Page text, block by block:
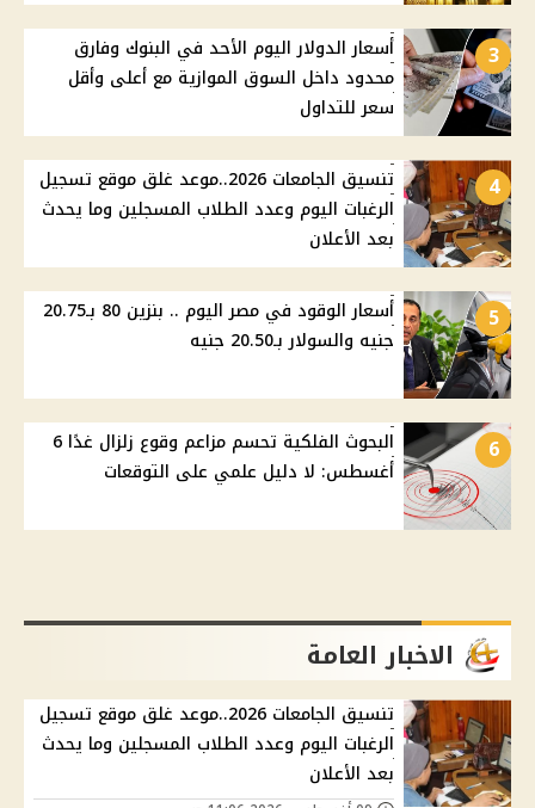
3
أسعار الدولار اليوم الأحد في البنوك وفارق
محدود داخل السوق الموازية مع أعلى وأقل
سعر للتداول
4
تنسيق الجامعات 2026..موعد غلق موقع تسجيل
الرغبات اليوم وعدد الطلاب المسجلين وما يحدث
بعد الأعلان
5
أسعار الوقود في مصر اليوم .. بنزين 80 بـ20.75
جنيه والسولار بـ20.50 جنيه
6
البحوث الفلكية تحسم مزاعم وقوع زلزال غدًا 6
أغسطس: لا دليل علمي على التوقعات
الاخبار العامة
تنسيق الجامعات 2026..موعد غلق موقع تسجيل
الرغبات اليوم وعدد الطلاب المسجلين وما يحدث
بعد الأعلان